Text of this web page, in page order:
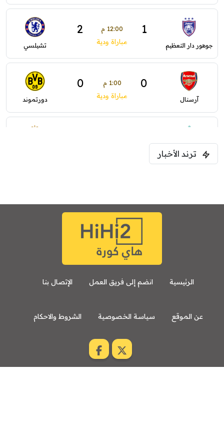
جوهور دار التعظيم
1 12:00 م 2
مباراة ودية تشيلسي
آرسنال
0 1:00 م 0
مباراة ودية دورتموند
ليفربول
ترند الأخبار
الرئيسية انضم إلى فريق العمل الإتصال بنا
عن الموقع سياسة الخصوصية الشروط والاحكام